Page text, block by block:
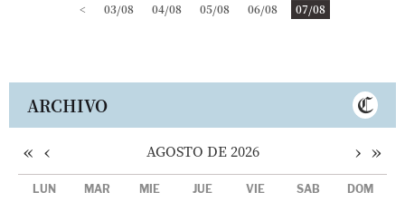
< 03/08 04/08 05/08 06/08 07/08
ARCHIVO
« ‹ AGOSTO DE 2026 › »
LUN MAR MIÉ JUE VIE SÁB DOM